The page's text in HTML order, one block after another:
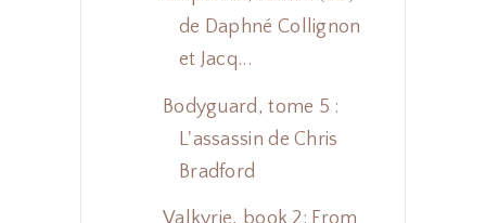
de Daphné Collignon
et Jacq...
Bodyguard, tome 5 :
L'assassin de Chris
Bradford